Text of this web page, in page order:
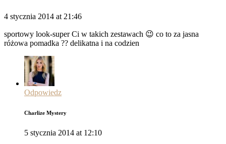
4 stycznia 2014 at 21:46
sportowy look-super Ci w takich zestawach 😉 co to za jasna
różowa pomadka ?? delikatna i na codzien
Odpowiedz
Charlize Mystery
5 stycznia 2014 at 12:10